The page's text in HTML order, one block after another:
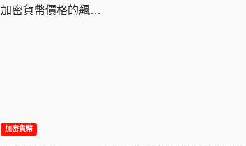
加密貨幣價格的飆…
加密貨幣